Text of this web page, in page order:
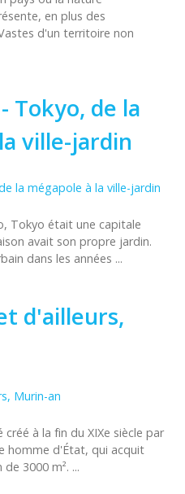
en plus des
d'un territoire non
Tokyo, de la
ville-jardin
Tokyo était une capitale
avait son propre jardin.
dans les années ...
d'ailleurs,
créé à la fin du XIXe siècle par
homme d'État, qui acquit
3000 m². ...